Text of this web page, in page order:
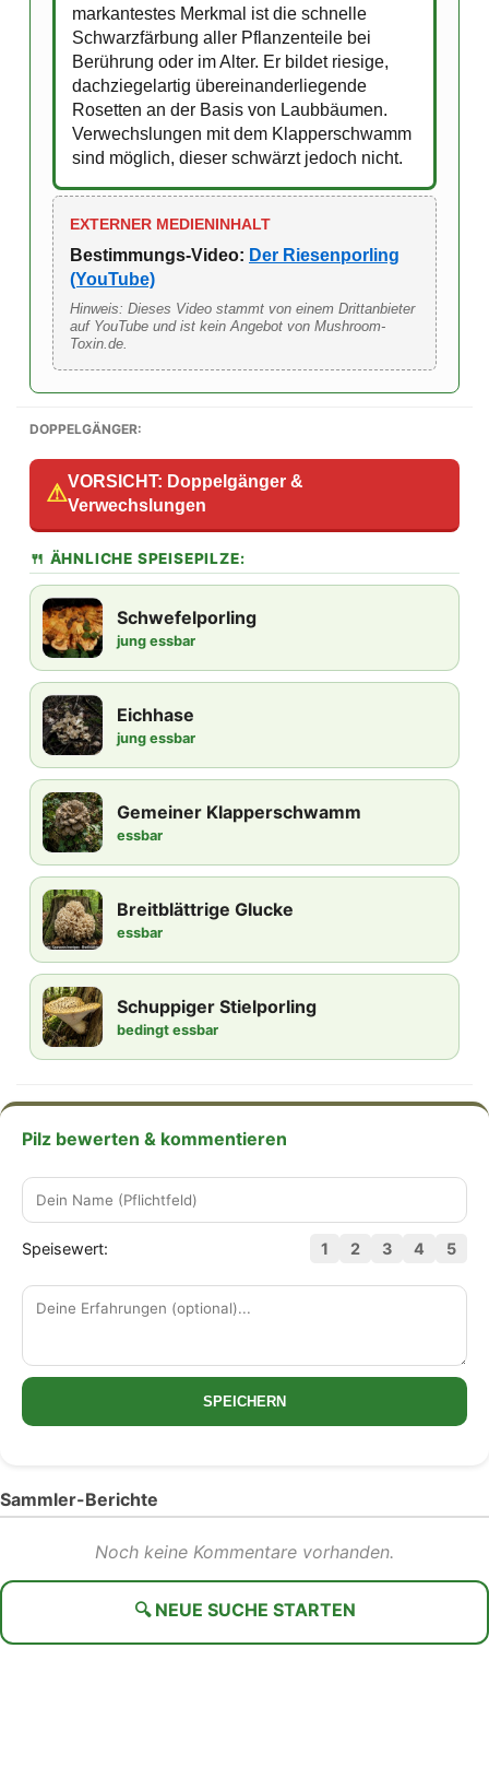
markantestes Merkmal ist die schnelle
Schwarzfärbung aller Pflanzenteile bei
Berührung oder im Alter. Er bildet riesige,
dachziegelartig übereinanderliegende
Rosetten an der Basis von Laubbäumen.
Verwechslungen mit dem Klapperschwamm
sind möglich, dieser schwärzt jedoch nicht.
EXTERNER MEDIENINHALT
Bestimmungs-Video: Der Riesenporling
(YouTube)
Hinweis: Dieses Video stammt von einem Drittanbieter
auf YouTube und ist kein Angebot von Mushroom-
Toxin.de.
DOPPELGÄNGER:
⚠VORSICHT: Doppelgänger &
Verwechslungen
🍴 ÄHNLICHE SPEISEPILZE:
Schwefelporling
jung essbar
Eichhase
jung essbar
Gemeiner Klapperschwamm
essbar
Breitblättrige Glucke
essbar
Schuppiger Stielporling
bedingt essbar
Pilz bewerten & kommentieren
Speisewert: 1 2 3 4 5
SPEICHERN
Sammler-Berichte
Noch keine Kommentare vorhanden.
🔍 NEUE SUCHE STARTEN